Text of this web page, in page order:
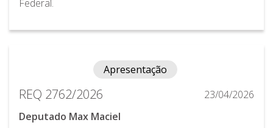
Federal.
Apresentação
REQ 2762/2026
23/04/2026
Deputado Max Maciel